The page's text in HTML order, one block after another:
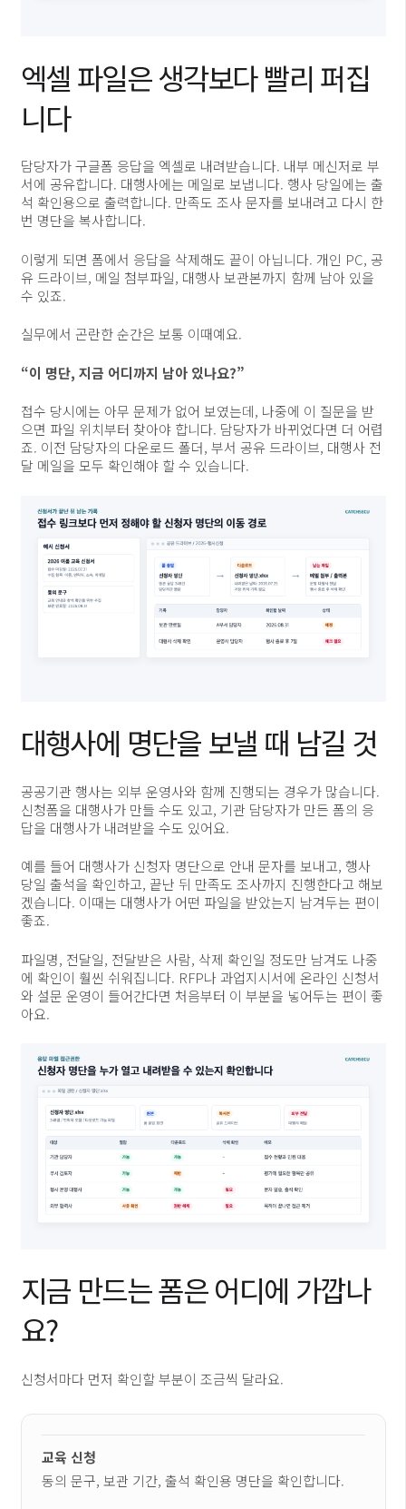
엑셀 파일은 생각보다 빨리 퍼집
니다
담당자가 구글폼 응답을 엑셀로 내려받습니다. 내부 메신저로 부
서에 공유합니다. 대행사에는 메일로 보냅니다. 행사 당일에는 출
석 확인용으로 출력합니다. 만족도 조사 문자를 보내려고 다시 한
번 명단을 복사합니다.
이렇게 되면 폼에서 응답을 삭제해도 끝이 아닙니다. 개인 PC, 공
유 드라이브, 메일 첨부파일, 대행사 보관본까지 함께 남아 있을
수 있죠.
실무에서 곤란한 순간은 보통 이때예요.
“이 명단, 지금 어디까지 남아 있나요?”
접수 당시에는 아무 문제가 없어 보였는데, 나중에 이 질문을 받
으면 파일 위치부터 찾아야 합니다. 담당자가 바뀌었다면 더 어렵
죠. 이전 담당자의 다운로드 폴더, 부서 공유 드라이브, 대행사 전
달 메일을 모두 확인해야 할 수 있습니다.
대행사에 명단을 보낼 때 남길 것
공공기관 행사는 외부 운영사와 함께 진행되는 경우가 많습니다.
신청폼을 대행사가 만들 수도 있고, 기관 담당자가 만든 폼의 응
답을 대행사가 내려받을 수도 있어요.
예를 들어 대행사가 신청자 명단으로 안내 문자를 보내고, 행사
당일 출석을 확인하고, 끝난 뒤 만족도 조사까지 진행한다고 해보
겠습니다. 이때는 대행사가 어떤 파일을 받았는지 남겨두는 편이
좋죠.
파일명, 전달일, 전달받은 사람, 삭제 확인일 정도만 남겨도 나중
에 확인이 훨씬 쉬워집니다. RFP나 과업지시서에 온라인 신청서
와 설문 운영이 들어간다면 처음부터 이 부분을 넣어두는 편이 좋
아요.
지금 만드는 폼은 어디에 가깝나
요?
신청서마다 먼저 확인할 부분이 조금씩 달라요.
교육 신청
동의 문구, 보관 기간, 출석 확인용 명단을 확인합니다.